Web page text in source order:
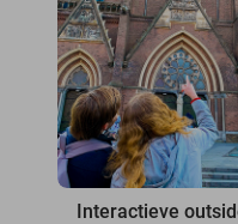
Interactieve